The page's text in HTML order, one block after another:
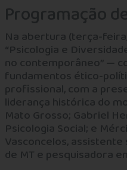
Programação
Na abertura (terça-
“Psicologia e
no contemporâneo” —
fundamentos ético-
profissional, com a
liderança histórica do
Mato Grosso; Gabriel
Psicologia Social; e
Vasconcelos,
de MT e pesquisadora